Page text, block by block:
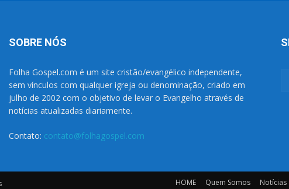
SOBRE NÓS
Folha Gospel.com é um site cristão/evangélico independente,
sem vínculos com qualquer igreja ou denominação, criado em
julho de 2002 com o objetivo de levar o Evangelho através de
notícias atualizadas diariamente.
Contato: contato@folhagospel.com
HOME Quem Somos Notícias